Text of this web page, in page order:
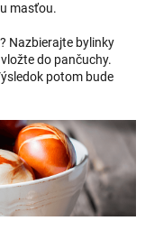
masťou.
Nazbierajte bylinky
do pančuchy.
potom bude